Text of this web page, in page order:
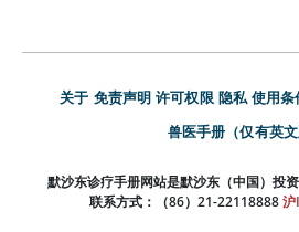
关于 免责声明 许可权限 隐私 使用条
兽医手册（仅有英文
默沙东诊疗手册网站是默沙东（中国）投
联系方式：（86）21-22118888 沪